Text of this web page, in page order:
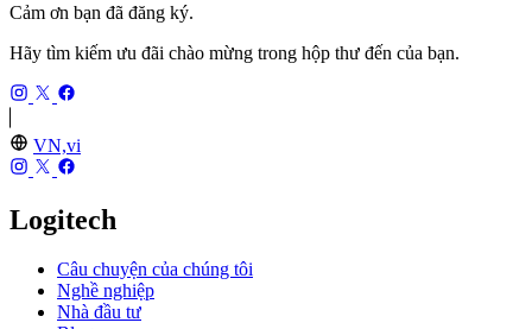
Cảm ơn bạn đã đăng ký.
Hãy tìm kiếm ưu đãi chào mừng trong hộp thư đến của bạn.
VN,vi
Logitech
Câu chuyện của chúng tôi
Nghề nghiệp
Nhà đầu tư